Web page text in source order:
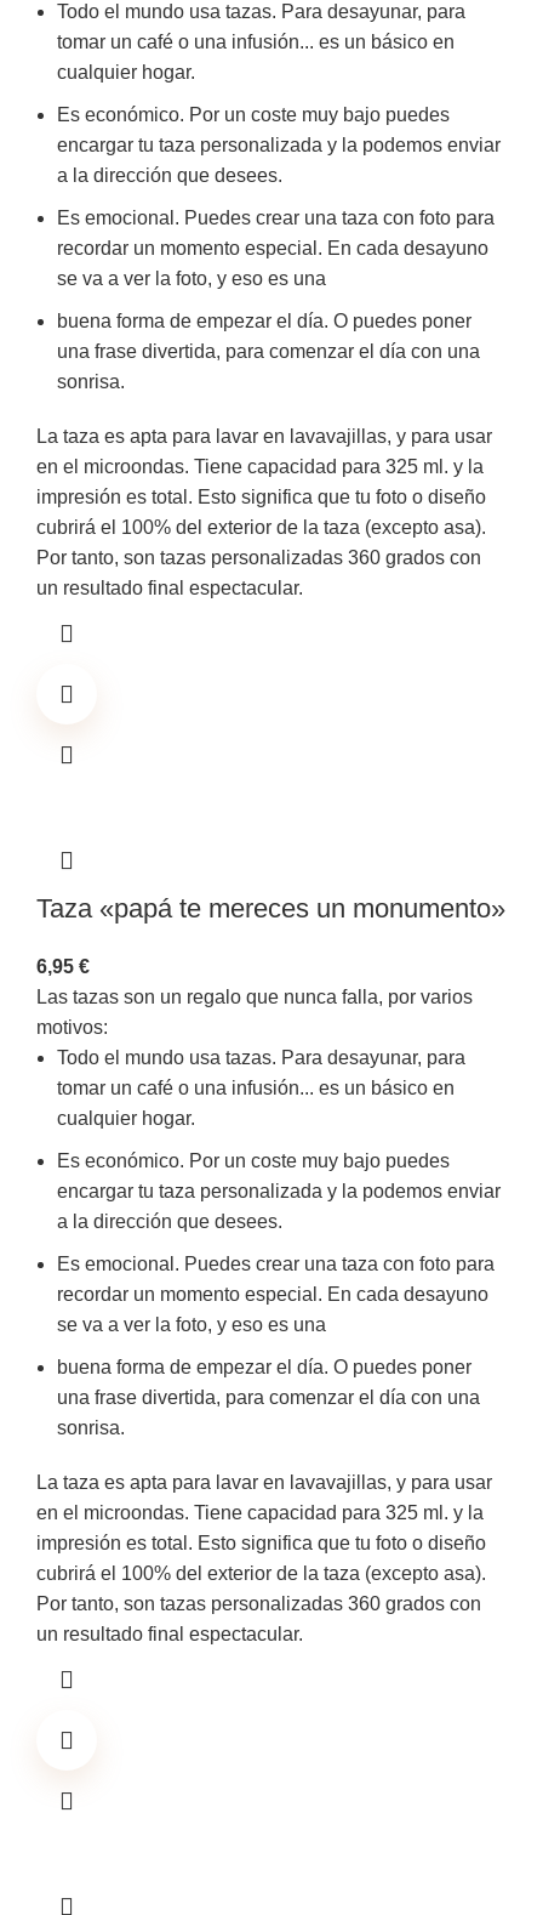
Todo el mundo usa tazas. Para desayunar, para
tomar un café o una infusión... es un básico en
cualquier hogar.
Es económico. Por un coste muy bajo puedes
encargar tu taza personalizada y la podemos enviar
a la dirección que desees.
Es emocional. Puedes crear una taza con foto para
recordar un momento especial. En cada desayuno
se va a ver la foto, y eso es una
buena forma de empezar el día. O puedes poner
una frase divertida, para comenzar el día con una
sonrisa.
La taza es apta para lavar en lavavajillas, y para usar
en el microondas. Tiene capacidad para 325 ml. y la
impresión es total. Esto significa que tu foto o diseño
cubrirá el 100% del exterior de la taza (excepto asa).
Por tanto, son tazas personalizadas 360 grados con
un resultado final espectacular.
Taza «papá te mereces un monumento»
6,95 €
Las tazas son un regalo que nunca falla, por varios
motivos:
Todo el mundo usa tazas. Para desayunar, para
tomar un café o una infusión... es un básico en
cualquier hogar.
Es económico. Por un coste muy bajo puedes
encargar tu taza personalizada y la podemos enviar
a la dirección que desees.
Es emocional. Puedes crear una taza con foto para
recordar un momento especial. En cada desayuno
se va a ver la foto, y eso es una
buena forma de empezar el día. O puedes poner
una frase divertida, para comenzar el día con una
sonrisa.
La taza es apta para lavar en lavavajillas, y para usar
en el microondas. Tiene capacidad para 325 ml. y la
impresión es total. Esto significa que tu foto o diseño
cubrirá el 100% del exterior de la taza (excepto asa).
Por tanto, son tazas personalizadas 360 grados con
un resultado final espectacular.